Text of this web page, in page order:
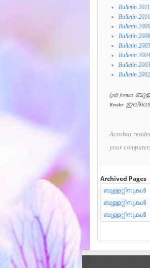
Bulletin
Bulletin
Bulletin
Bulletin
Bulletin
Bulletin
Bulletin
Bulletin
(pdf format
Reader
Acrobat
your
Archived Pages
ബുള്ളറ്റിനുകൾ
ബുള്ളറ്റിനുകൾ
ബുള്ളറ്റിനുകൾ